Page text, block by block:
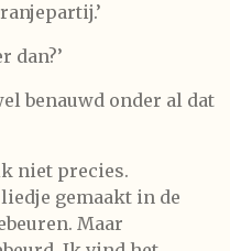
dan?’
benauwd onder al dat
niet precies.
gemaakt in de
Maar